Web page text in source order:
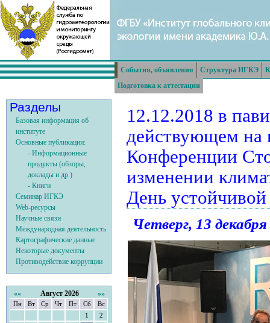
События, объявления Структура ИГКЭ
Подготовка к аттестации
12.12.2018 в
действующем на
Конференции
изменении
День
Четверг, 13 декабря
Разделы
Базовая информация об
институте
Основные публикации:
- Информационные
продукты (обзоры,
доклады и др.)
- Книги
Семинар ИГКЭ
Web-ресурсы
Научные связи
Международная деятельность
Картографические данные
Некоторые документы
Противодействие коррупции
«« Август 2026 »»
Пн Вт Ср Чт Пт Сб
Вс
1
2